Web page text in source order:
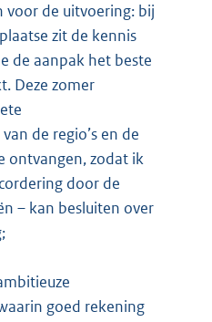
de uitvoering: bij
zit de kennis
de aanpak het beste
Deze zomer
de regio’s en de
ontvangen, zodat ik
door de
– kan besluiten over
goed rekening